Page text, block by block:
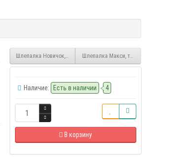
Шлепалка Новичок, темно-синий (распродажа)
Шлепалка Макси, темно-синяя, 46 см
Наличие: Есть в наличии 4
В корзину